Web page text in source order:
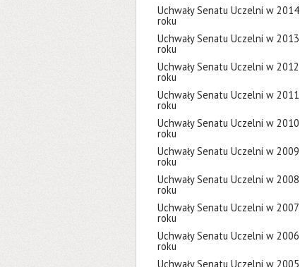
Uchwały Senatu Uczelni w 2014
roku
Uchwały Senatu Uczelni w 2013
roku
Uchwały Senatu Uczelni w 2012
roku
Uchwały Senatu Uczelni w 2011
roku
Uchwały Senatu Uczelni w 2010
roku
Uchwały Senatu Uczelni w 2009
roku
Uchwały Senatu Uczelni w 2008
roku
Uchwały Senatu Uczelni w 2007
roku
Uchwały Senatu Uczelni w 2006
roku
Uchwały Senatu Uczelni w 2005